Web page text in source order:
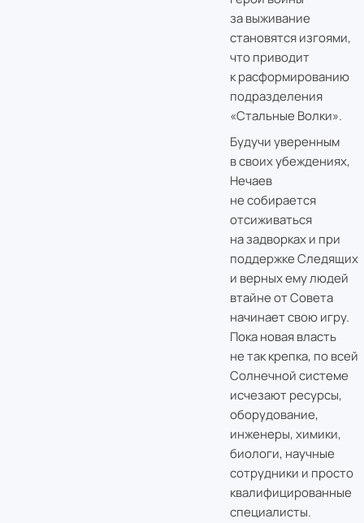
за выживание
становятся изгоями,
что приводит
к расформированию
подразделения
«Стальные Волки».
Будучи уверенным
в своих убеждениях,
Нечаев
не собирается
отсиживаться
на задворках и при
поддержке Следящих
и верных ему людей
втайне от Совета
начинает свою игру.
Пока новая власть
не так крепка, по всей
Солнечной системе
исчезают ресурсы,
оборудование,
инженеры, химики,
биологи, научные
сотрудники и просто
квалифицированные
специалисты.